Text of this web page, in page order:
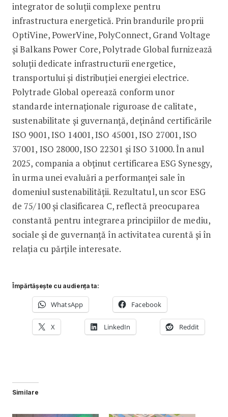
integrator de soluții complexe pentru
infrastructura energetică. Prin brandurile proprii
OptiVine, PowerVine, PolyConnect, Grand Voltage
și Balkans Power Core, Polytrade Global furnizează
soluții dedicate infrastructurii energetice,
transportului și distribuției energiei electrice.
Polytrade Global operează conform unor
standarde internaționale riguroase de calitate,
sustenabilitate și guvernanță, deținând certificările
ISO 9001, ISO 14001, ISO 45001, ISO 27001, ISO
37001, ISO 28000, ISO 22301 și ISO 31000. În anul
2025, compania a obținut certificarea ESG Synesgy,
în urma unei evaluări a performanței sale în
domeniul sustenabilității. Rezultatul, un scor ESG
de 75/100 și clasificarea C, reflectă preocuparea
constantă pentru integrarea principiilor de mediu,
sociale și de guvernanță în activitatea curentă și în
relația cu părțile interesate.
Împărtășește cu audiența ta:
WhatsApp Facebook
X LinkedIn Reddit
Similare